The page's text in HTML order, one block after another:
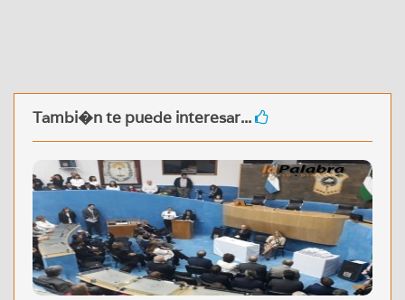
Tambi�n te puede interesar...